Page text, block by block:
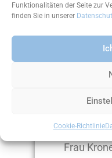
Funktionalitäten der Seite zur
finden Sie in unserer
Cookie-Richtlinie
57 aktive
diesem
das
Schule
Frau